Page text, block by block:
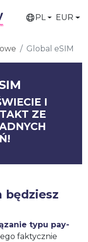
PL EUR
Global eSIM
I
ZE
będziesz
typu pay-
faktycznie